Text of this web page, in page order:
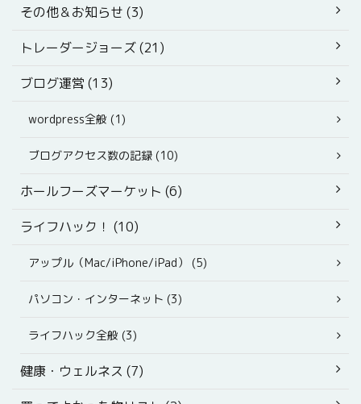
その他＆お知らせ (3)
トレーダージョーズ (21)
ブログ運営 (13)
wordpress全般 (1)
ブログアクセス数の記録 (10)
ホールフーズマーケット (6)
ライフハック！ (10)
アップル（Mac/iPhone/iPad） (5)
パソコン・インターネット (3)
ライフハック全般 (3)
健康・ウェルネス (7)